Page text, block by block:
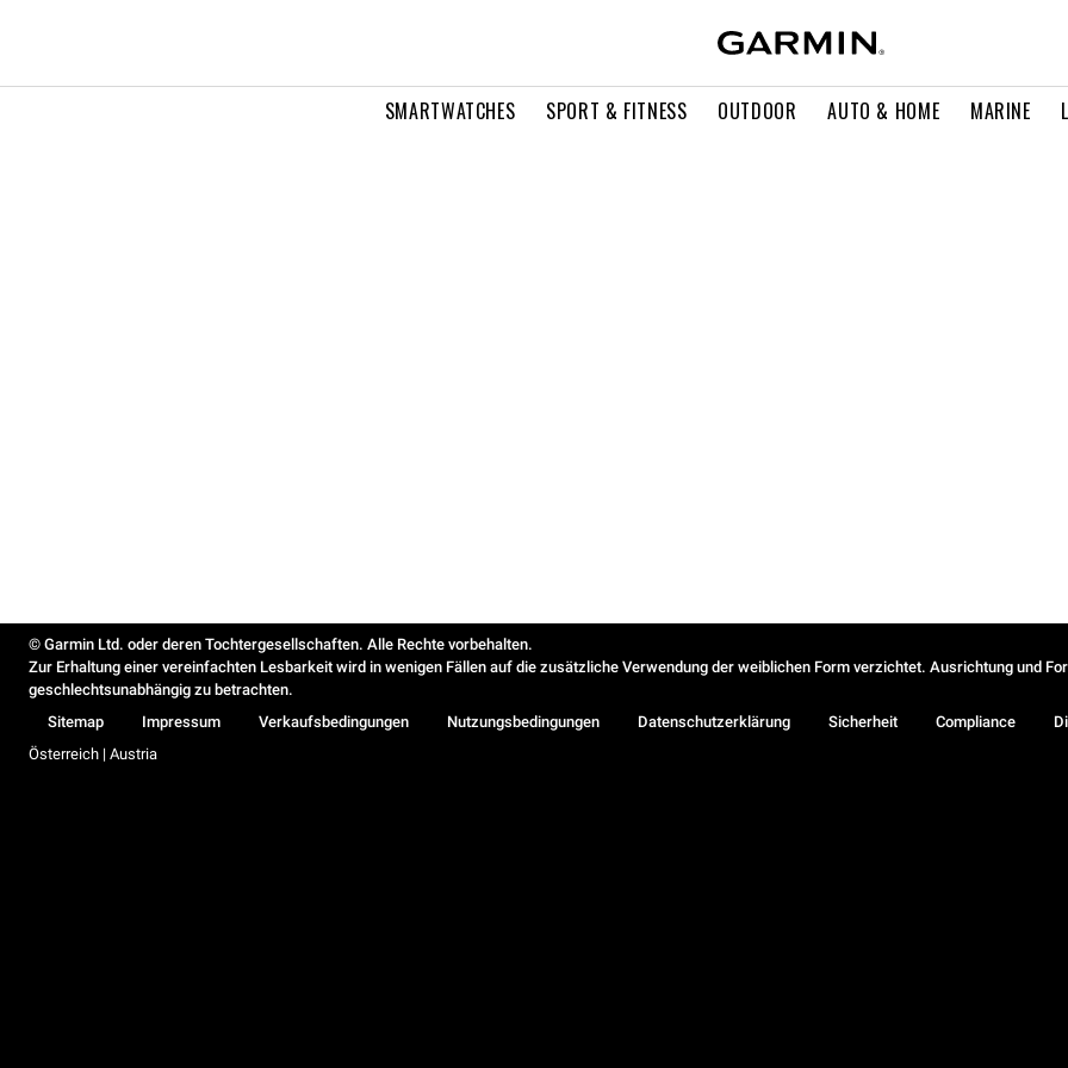
SMARTWATCHES SPORT & FITNESS OUTDOOR AUTO & HOME MARINE
© Garmin Ltd. oder deren Tochtergesellschaften. Alle Rechte vorbehalten.
Zur Erhaltung einer vereinfachten Lesbarkeit wird in wenigen Fällen auf die zusätzliche Verwendung der weiblichen Form verzichtet. Ausrichtung und
geschlechtsunabhängig zu betrachten.
Sitemap
Impressum Verkaufsbedingungen Nutzungsbedingungen Datenschutzerklärung Sicherheit Compliance
Österreich | Austria